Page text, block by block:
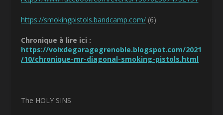
https://smokingpistols.bandcamp.com/ (6)
Chronique à lire ici :
https://voixdegaragegrenoble.blogspot.com/2021
/10/chronique-mr-diagonal-smoking-pistols.html
The HOLY SINS